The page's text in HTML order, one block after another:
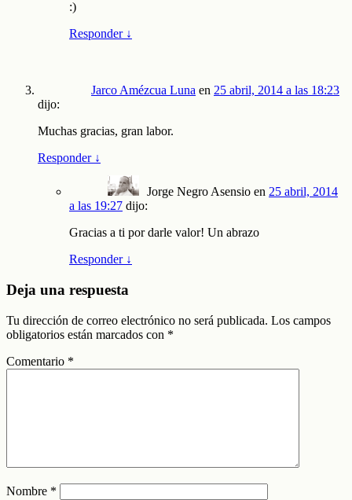
:)
Responder ↓
Jarco Amézcua Luna en 25 abril, 2014 a las 18:23
dijo:
Muchas gracias, gran labor.
Responder ↓
Jorge Negro Asensio en 25 abril, 2014
a las 19:27 dijo:
Gracias a ti por darle valor! Un abrazo
Responder ↓
Deja una respuesta
Tu dirección de correo electrónico no será publicada. Los campos
obligatorios están marcados con *
Comentario *
Nombre *